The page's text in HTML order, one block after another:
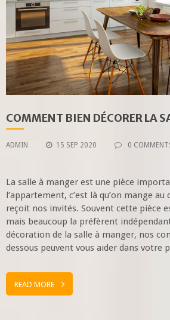
COMMENT BIEN DÉCORER LA
ADMIN 15 SEP 2020 0
La salle à manger est une pièce
l’appartement, c’est là qu’on mange au
reçoit nos invités. Souvent cette pièce
mais beaucoup la préfèrent
décoration de la salle à manger, nos
dessous peuvent vous aider dans votre
READ MORE